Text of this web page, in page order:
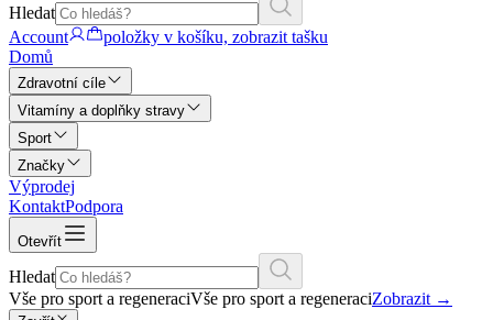
Hledat
Account
položky v košíku, zobrazit tašku
Domů
Zdravotní cíle
Vitamíny a doplňky stravy
Sport
Značky
Výprodej
KontaktPodpora
Otevřít
Hledat
Vše pro sport a regeneraciVše pro sport a regeneraciZobrazit →